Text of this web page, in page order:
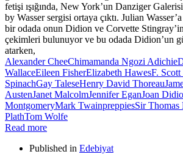
fetişi ışığında, New York’un Danziger
by Wasser sergisi ortaya çıktı. Julian
bir odada onun Didion ve Corvette
çekimleri bulunuyor ve bu odada Didion’un
atarken,
Alexander CheeChimamanda Ngozi Adichie
WallaceEileen FisherElizabeth HawesF.
SpinachGay TaleseHenry David Thoreau
AustenJanet MalcolmJennifer EganJoan
MontgomeryMark TwainpreppiesSir Thomas
PlathTom Wolfe
Read more
Published in Edebiyat